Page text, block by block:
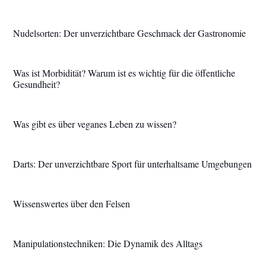
Nudelsorten: Der unverzichtbare Geschmack der Gastronomie
Was ist Morbidität? Warum ist es wichtig für die öffentliche
Gesundheit?
Was gibt es über veganes Leben zu wissen?
Darts: Der unverzichtbare Sport für unterhaltsame Umgebungen
Wissenswertes über den Felsen
Manipulationstechniken: Die Dynamik des Alltags